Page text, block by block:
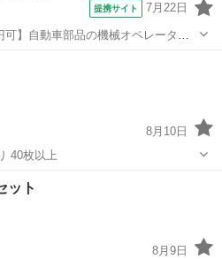
提携サイト 7月22日
可】自動車部品の機械オペレータ
！髪色自由＆ネイルOK♪《JUZT1C》
ど！／ ＜具体的には…＞
8月10日
40枚以上
ット
8月9日